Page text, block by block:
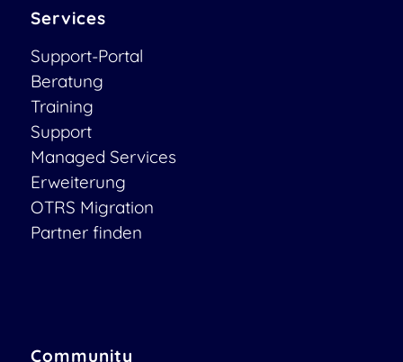
Services
Support-Portal
Beratung
Training
Support
Managed Services
Erweiterung
OTRS Migration
Partner finden
Community